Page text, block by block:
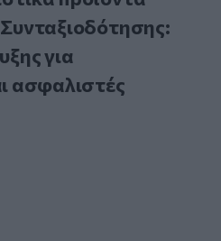
για
ασφαλιστές